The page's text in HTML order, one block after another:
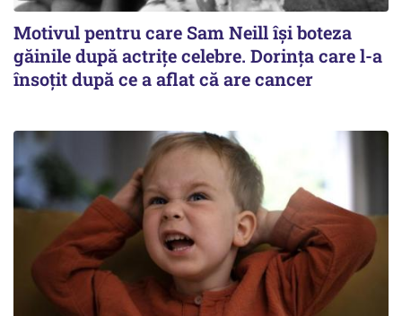
Motivul pentru care Sam Neill își boteza
găinile după actrițe celebre. Dorința care l-a
însoțit după ce a aflat că are cancer